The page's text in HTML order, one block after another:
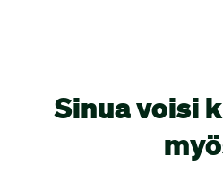
Sinua voisi